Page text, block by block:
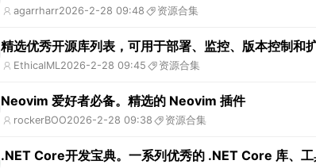
agarrharr2026-2-28 09:48 资源合集
精选优秀开源库列表，可用于部署、监控、版本控制和
EthicalML2026-2-28 09:45 资源合集
Neovim 爱好者必备。精选的 Neovim 插件
rockerBOO2026-2-28 09:38 资源合集
.NET Core开发宝典。一系列优秀的 .NET Core 库、